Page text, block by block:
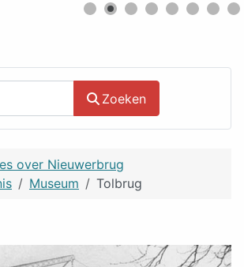
Zoeken
over Nieuwerbrug
Museum Tolbrug